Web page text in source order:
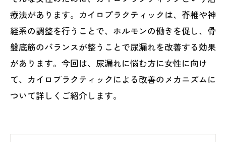
療法があります。カイロプラクティックは、脊椎や神
経系の調整を行うことで、ホルモンの働きを促し、骨
盤底筋のバランスが整うことで尿漏れを改善する効果
があります。今回は、尿漏れに悩む方に女性に向け
て、カイロプラクティックによる改善のメカニズムに
ついて詳しくご紹介します。